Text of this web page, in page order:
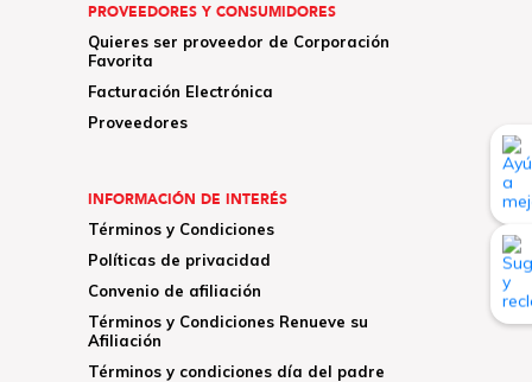
PROVEEDORES Y CONSUMIDORES
Quieres ser proveedor de Corporación
Favorita
Facturación Electrónica
Proveedores
INFORMACIÓN DE INTERÉS
Términos y Condiciones
Políticas de privacidad
Convenio de afiliación
Términos y Condiciones Renueve su
Afiliación
Términos y condiciones día del padre